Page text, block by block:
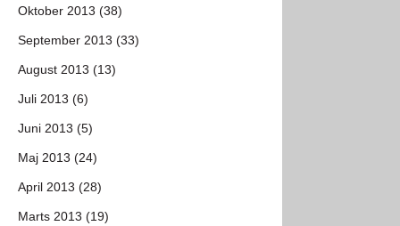
Oktober 2013 (38)
September 2013 (33)
August 2013 (13)
Juli 2013 (6)
Juni 2013 (5)
Maj 2013 (24)
April 2013 (28)
Marts 2013 (19)